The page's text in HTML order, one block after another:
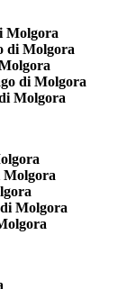
Molgora
di Molgora
di Molgora
Molgora
Molgora
Molgora